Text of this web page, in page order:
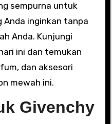
sempurna untuk
Anda inginkan tanpa
Anda. Kunjungi
ini dan temukan
dan aksesori
mewah ini.
Givenchy